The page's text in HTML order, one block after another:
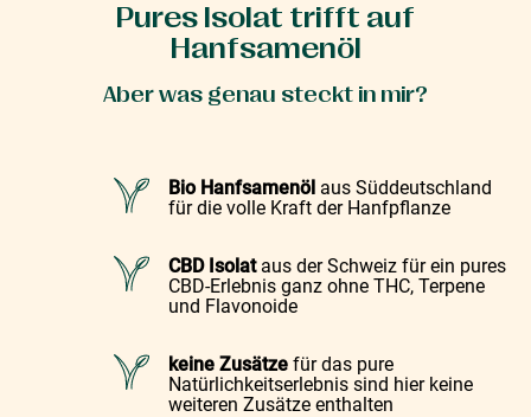
Pures Isolat trifft auf
Hanfsamenöl
Aber was genau steckt in mir?
Bio Hanfsamenöl aus Süddeutschland
für die volle Kraft der Hanfpflanze
CBD Isolat aus der Schweiz für ein pures
CBD-Erlebnis ganz ohne THC, Terpene
und Flavonoide
keine Zusätze für das pure
Natürlichkeitserlebnis sind hier keine
weiteren Zusätze enthalten